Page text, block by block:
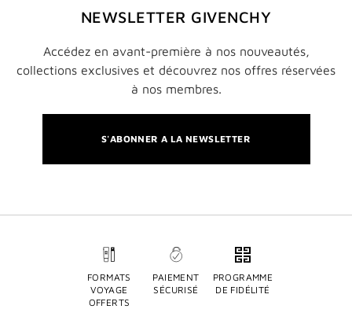
NEWSLETTER GIVENCHY
Accédez en avant-première à nos nouveautés,
collections exclusives et découvrez nos offres réservées
à nos membres.
S'ABONNER A LA NEWSLETTER
FORMATS
VOYAGE
OFFERTS
PAIEMENT
SÉCURISÉ
PROGRAMME
DE FIDÉLITÉ